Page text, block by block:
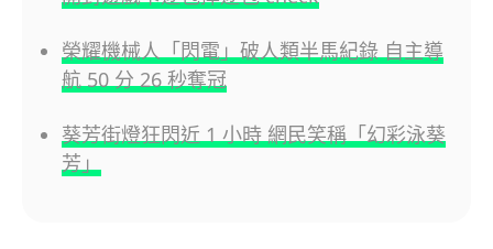
榮耀機械人「閃電」破人類半馬紀錄 自主導
航 50 分 26 秒奪冠
葵芳街燈狂閃近 1 小時 網民笑稱「幻彩泳葵
芳」